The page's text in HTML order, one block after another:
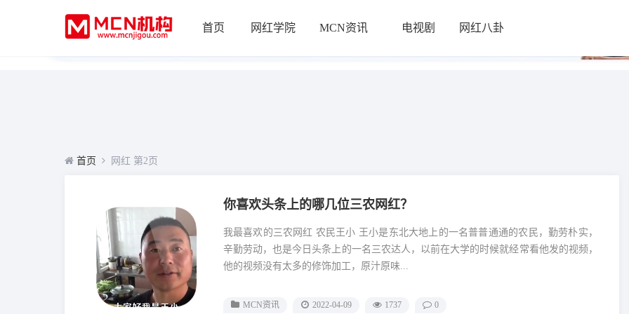
首页 网红学院 MCN资讯 电视剧 网红八卦
首页 网红 第2页
你喜欢头条上的哪几位三农网红？
我最喜欢的三农网红 农民王小 王小是东北大地上的一名普普通通的农民，勤劳朴实，
辛勤劳动，也是今日头条上的一名三农达人，以前在大学的时候就经常看他发的视频，
他的视频没有太多的修饰加工，原汁原味...
MCN资讯 2022-04-09 1737 0